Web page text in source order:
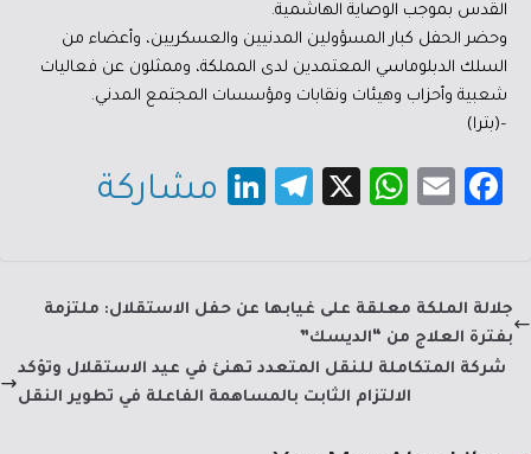
القدس بموجب الوصاية الهاشمية.
وحضر الحفل كبار المسؤولين المدنيين والعسكريين، وأعضاء من
السلك الدبلوماسي المعتمدين لدى المملكة، وممثلون عن فعاليات
شعبية وأحزاب وهيئات ونقابات ومؤسسات المجتمع المدني.
–(بترا)
Fa
b
o
ok
E
W
sA
p
p
X
Te
a
Li
dI
مشاركة
جلالة الملكة معلقة على غيابها عن حفل الاستقلال: ملتزمة
بفترة العلاج من “الديسك”
شركة المتكاملة للنقل المتعدد تهنئ في عيد الاستقلال وتؤكد
الالتزام الثابت بالمساهمة الفاعلة في تطوير النقل